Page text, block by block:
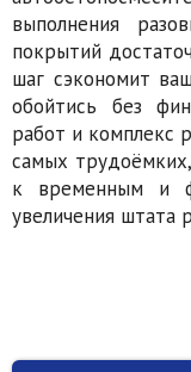
выполнения
покрытий
шаг сэкономит
обойтись без
работ и комплекс
самых
к временным и
увеличения штата